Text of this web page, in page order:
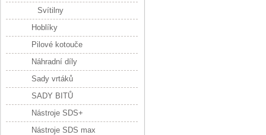
Svítilny
Hoblíky
Pilové kotouče
Náhradní díly
Sady vrtáků
SADY BITŮ
Nástroje SDS+
Nástroje SDS max